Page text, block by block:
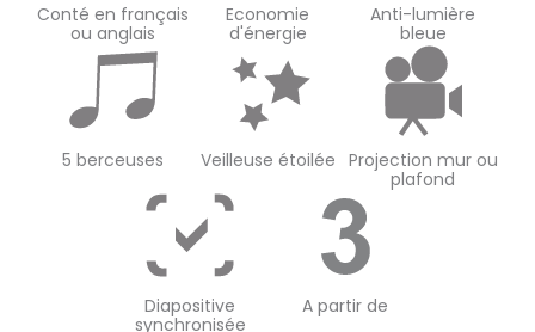
Conté en français
ou anglais
Economie
d'énergie
Anti-lumière
bleue
5 berceuses Veilleuse étoilée Projection mur ou
plafond
Diapositive
synchronisée
A partir de